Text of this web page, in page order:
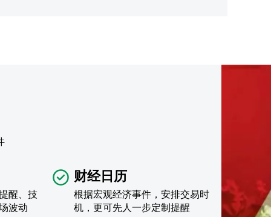
醒、技
波动
财经日历
根据宏观经济事件，安排交易时
机，更可先人一步定制提醒